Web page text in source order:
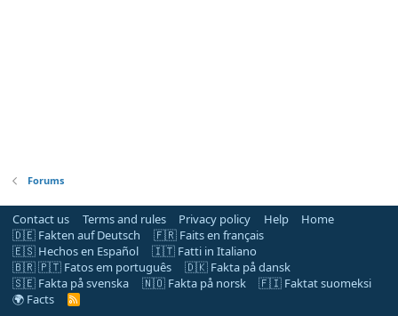
Forums
Contact us Terms and rules Privacy policy Help
Home
🇩🇪 Fakten auf Deutsch
🇫🇷 Faits en français
🇪🇸 Hechos en Español
🇮🇹 Fatti in Italiano
🇧🇷 🇵🇹 Fatos em português
🇩🇰 Fakta på dansk
🇸🇪 Fakta på svenska
🇳🇴 Fakta på norsk
🇫🇮 Faktat suomeksi
🌍 Facts
R